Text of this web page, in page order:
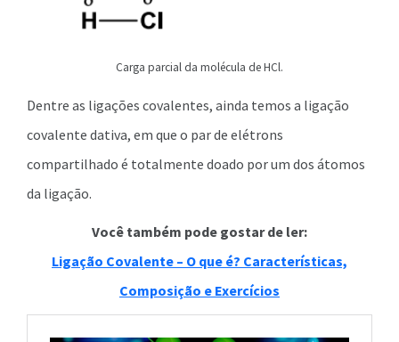
Carga parcial da molécula de HCl.
Dentre as ligações covalentes, ainda temos a ligação
covalente dativa, em que o par de elétrons
compartilhado é totalmente doado por um dos átomos
da ligação.
Você também pode gostar de ler:
Ligação Covalente – O que é? Características,
Composição e Exercícios